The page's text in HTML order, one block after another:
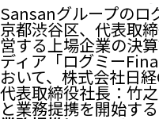
Sansanグループのロ
京都渋谷区、代表取
営する上場企業の決
ディア「ログミー
おいて、株式会社日
代表取締役社長：竹
と業務提携を開始す